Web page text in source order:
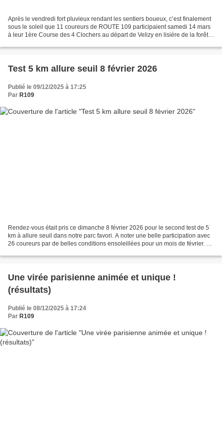
Après le vendredi fort pluvieux rendant les sentiers boueux, c’est finalement
sous le soleil que 11 coureurs de ROUTE 109 participaient samedi 14 mars
à leur 1ère Course des 4 Clochers au départ de Velizy en lisière de la forêt
Test 5 km allure seuil 8 février 2026
Publié le 09/12/2025 à 17:25
Par R109
Rendez-vous était pris ce dimanche 8 février 2026 pour le second test de 5
km à allure seuil dans notre parc favori. A noter une belle participation avec
26 coureurs par de belles conditions ensoleillées pour un mois de février. Un
Une virée parisienne animée et unique !
(résultats)
Publié le 08/12/2025 à 17:24
Par R109